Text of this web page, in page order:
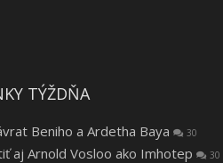
TÝŽDŇA
Beniho a Ardetha Baya 30
aj Arnold Vosloo ako Imhotep 30